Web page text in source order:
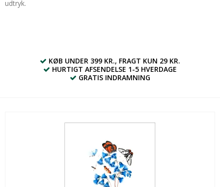
udtryk.
KØB UNDER 399 KR., FRAGT KUN 29 KR.
HURTIGT AFSENDELSE 1-5 HVERDAGE
GRATIS INDRAMNING